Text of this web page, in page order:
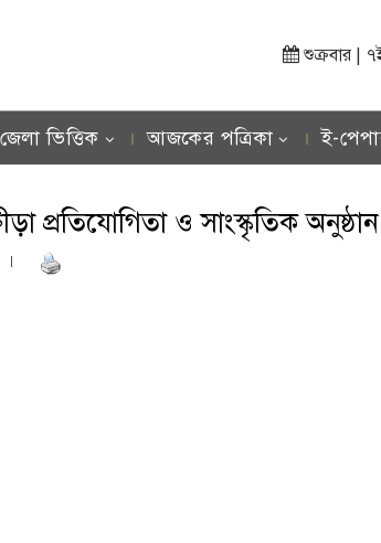
শুক্রবার |
জেলা ভিত্তিক আজকের পত্রিকা ই-
প্রতিযোগিতা ও সাংস্কৃতিক অনুষ্ঠান